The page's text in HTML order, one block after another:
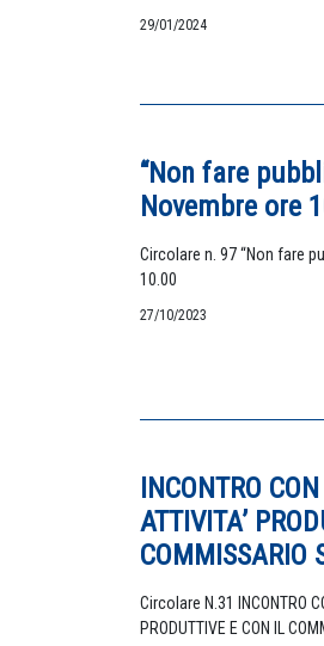
29/01/2024
“Non fare
Novembre ore
Circolare n. 97 “Non fare
10.00
27/10/2023
INCONTRO
ATTIVITA’
COMMISSARIO
Circolare N.31 INCONTRO
PRODUTTIVE E CON IL